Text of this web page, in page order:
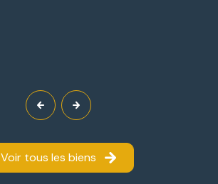
Voir tous les biens